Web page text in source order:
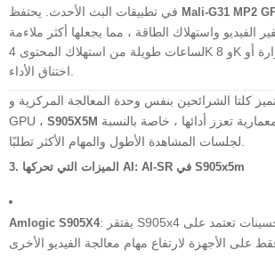
Mali-G31 MP2
الفيديو واستهلاك الطاقة ، مما يجعلها أكثر ملاءمة
لساعات طويلة من استهلاك المحتوى 4K و 8K دون ارتفاع درجة الحرارة أو
كلتا الشرائحين بنفس وحدة المعالجة المركزية و
GPU ، S905X5M
3. الميزات التي تحركها AI: AI-SR في S905x5m
Amlogic S905X4: يفتقر S905x4 إلى أي تحسينات تعتمد على AI ، والتي